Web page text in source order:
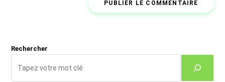
Rechercher